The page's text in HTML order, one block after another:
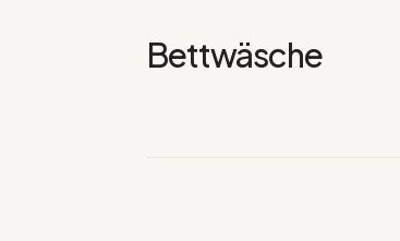
Bettwäsche